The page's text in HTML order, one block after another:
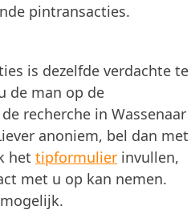
pintransacties.
is dezelfde verdachte te
de man op de
recherche in Wassenaar
anoniem, bel dan met
het tipformulier invullen,
met u op kan nemen.